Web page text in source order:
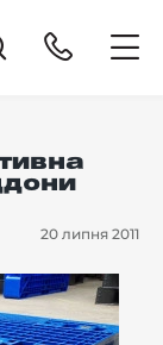
20 липня 2011